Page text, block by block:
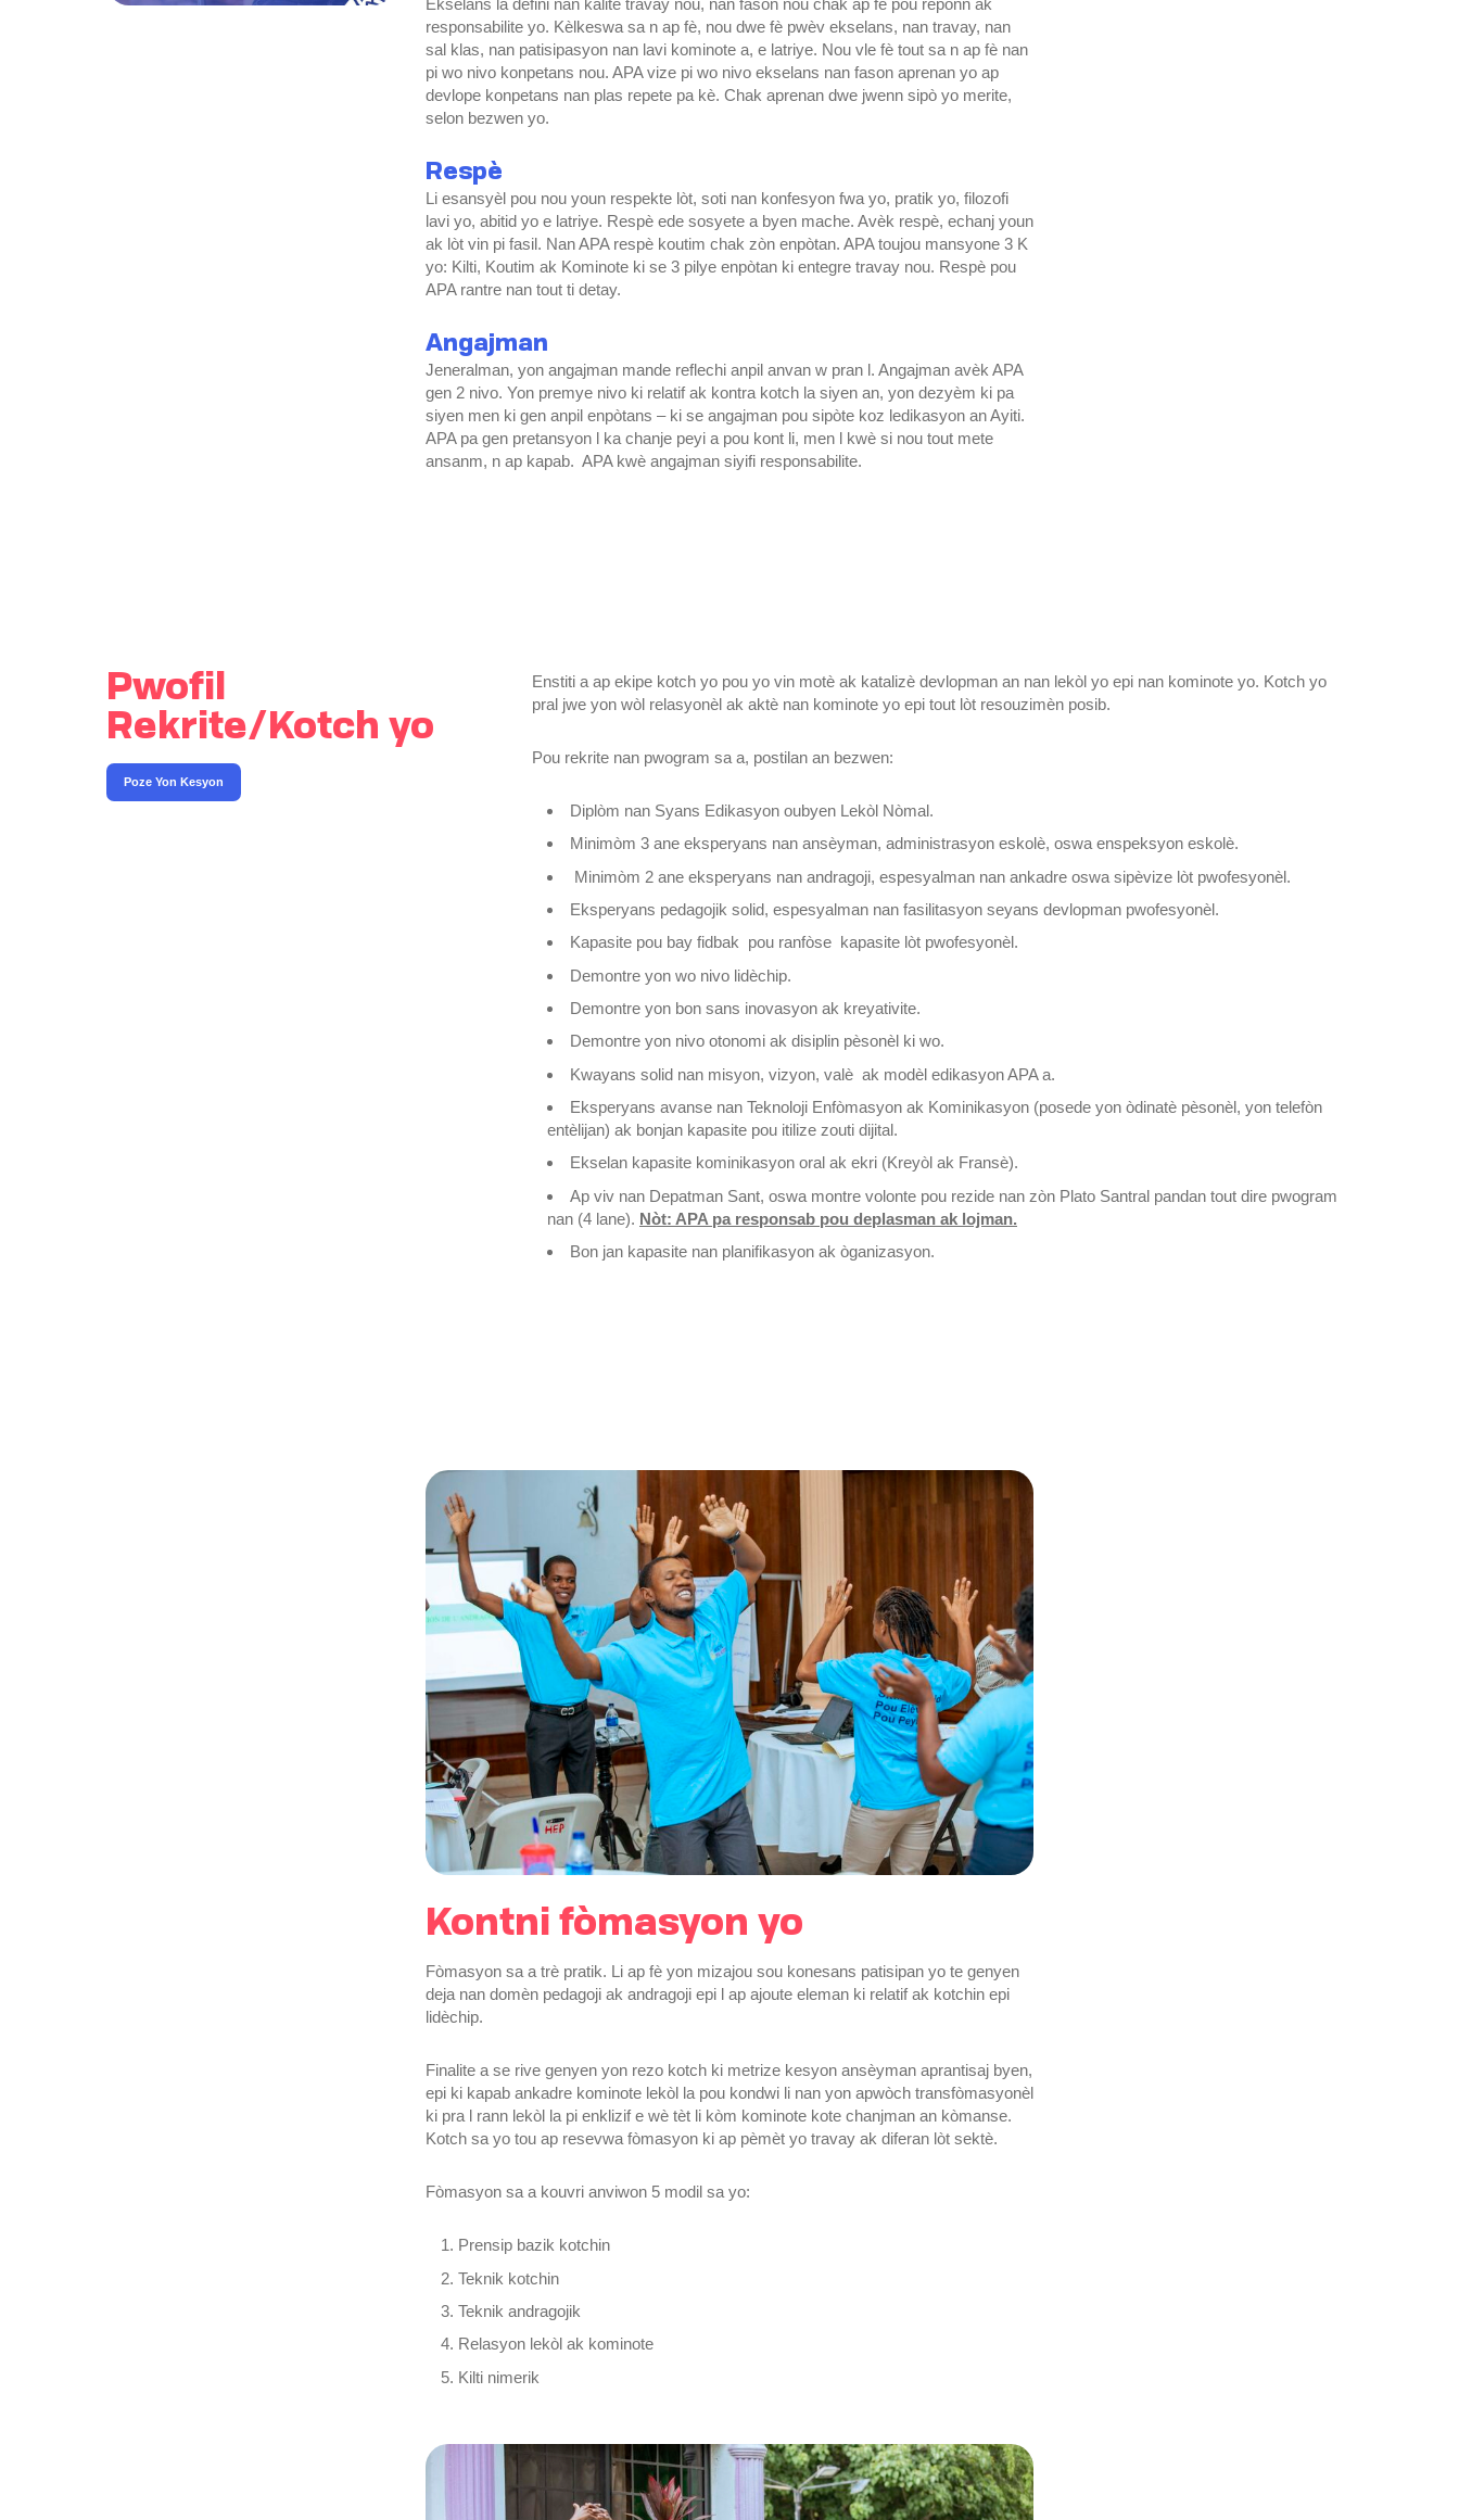
Ekselans la defini nan kalite travay nou, nan fason nou chak ap fè pou reponn ak
responsabilite yo. Kèlkeswa sa n ap fè, nou dwe fè pwèv ekselans, nan travay, nan
sal klas, nan patisipasyon nan lavi kominote a, e latriye. Nou vle fè tout sa n ap fè nan
pi wo nivo konpetans nou. APA vize pi wo nivo ekselans nan fason aprenan yo ap
devlope konpetans nan plas repete pa kè. Chak aprenan dwe jwenn sipò yo merite,
selon bezwen yo.
Respè
Li esansyèl pou nou youn respekte lòt, soti nan konfesyon fwa yo, pratik yo, filozofi
lavi yo, abitid yo e latriye. Respè ede sosyete a byen mache. Avèk respè, echanj youn
ak lòt vin pi fasil. Nan APA respè koutim chak zòn enpòtan. APA toujou mansyone 3 K
yo: Kilti, Koutim ak Kominote ki se 3 pilye enpòtan ki entegre travay nou. Respè pou
APA rantre nan tout ti detay.
Angajman
Jeneralman, yon angajman mande reflechi anpil anvan w pran l. Angajman avèk APA
gen 2 nivo. Yon premye nivo ki relatif ak kontra kotch la siyen an, yon dezyèm ki pa
siyen men ki gen anpil enpòtans – ki se angajman pou sipòte koz ledikasyon an Ayiti.
APA pa gen pretansyon l ka chanje peyi a pou kont li, men l kwè si nou tout mete
ansanm, n ap kapab. APA kwè angajman siyifi responsabilite.
Pwofil
Rekrite/Kotch yo
Poze Yon Kesyon
Enstiti a ap ekipe kotch yo pou yo vin motè ak katalizè devlopman an nan lekòl yo epi nan kominote yo. Kotch yo
pral jwe yon wòl relasyonèl ak aktè nan kominote yo epi tout lòt resouzimèn posib.
Pou rekrite nan pwogram sa a, postilan an bezwen:
Diplòm nan Syans Edikasyon oubyen Lekòl Nòmal.
Minimòm 3 ane eksperyans nan ansèyman, administrasyon eskolè, oswa enspeksyon eskolè.
Minimòm 2 ane eksperyans nan andragoji, espesyalman nan ankadre oswa sipèvize lòt pwofesyonèl.
Eksperyans pedagojik solid, espesyalman nan fasilitasyon seyans devlopman pwofesyonèl.
Kapasite pou bay fidbak pou ranfòse kapasite lòt pwofesyonèl.
Demontre yon wo nivo lidèchip.
Demontre yon bon sans inovasyon ak kreyativite.
Demontre yon nivo otonomi ak disiplin pèsonèl ki wo.
Kwayans solid nan misyon, vizyon, valè ak modèl edikasyon APA a.
Eksperyans avanse nan Teknoloji Enfòmasyon ak Kominikasyon (posede yon òdinatè pèsonèl, yon telefòn
entèlijan) ak bonjan kapasite pou itilize zouti dijital.
Ekselan kapasite kominikasyon oral ak ekri (Kreyòl ak Fransè).
Ap viv nan Depatman Sant, oswa montre volonte pou rezide nan zòn Plato Santral pandan tout dire pwogram
nan (4 lane). Nòt: APA pa responsab pou deplasman ak lojman.
Bon jan kapasite nan planifikasyon ak òganizasyon.
Kontni fòmasyon yo
Fòmasyon sa a trè pratik. Li ap fè yon mizajou sou konesans patisipan yo te genyen
deja nan domèn pedagoji ak andragoji epi l ap ajoute eleman ki relatif ak kotchin epi
lidèchip.
Finalite a se rive genyen yon rezo kotch ki metrize kesyon ansèyman aprantisaj byen,
epi ki kapab ankadre kominote lekòl la pou kondwi li nan yon apwòch transfòmasyonèl
ki pra l rann lekòl la pi enklizif e wè tèt li kòm kominote kote chanjman an kòmanse.
Kotch sa yo tou ap resevwa fòmasyon ki ap pèmèt yo travay ak diferan lòt sektè.
Fòmasyon sa a kouvri anviwon 5 modil sa yo:
Prensip bazik kotchin
Teknik kotchin
Teknik andragojik
Relasyon lekòl ak kominote
Kilti nimerik